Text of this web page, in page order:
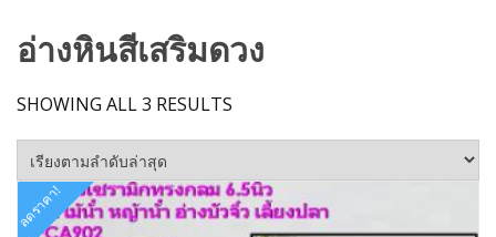
อ่างหินสีเสริมดวง
SHOWING ALL 3 RESULTS
ลดราคา!